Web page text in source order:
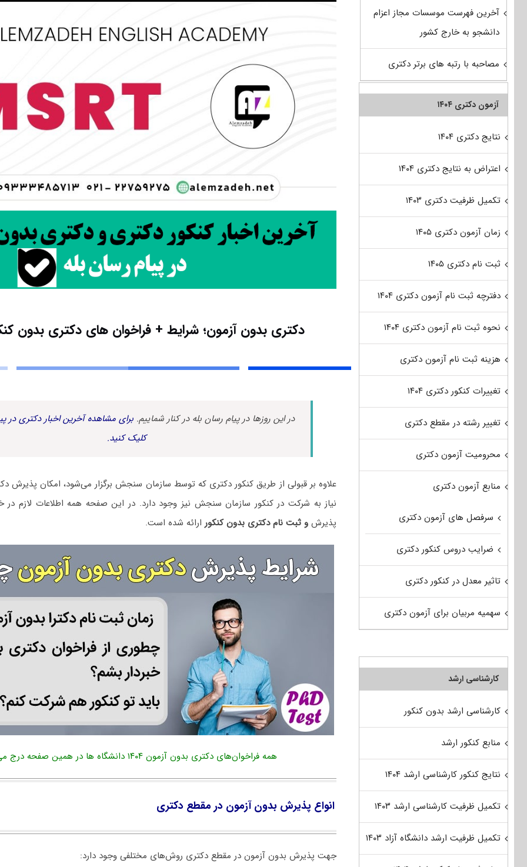
دکتری بدون آزمون؛ شرایط + فراخوان های دکتری بدون کنکور
در این روزها در پیام رسان بله در کنار شماییم. برای مشاهده آخرین اخبار دکتری در
کلیک کنید.
علاوه بر قبولی از طریق کنکور دکتری که توسط سازمان سنجش برگزار می‌شود، امکان پذیرش
نیاز به شرکت در کنکور سازمان سنجش نیز وجود دارد. در این صفحه همه اطلاعات لازم
پذیرشو ثبت نام دکتری بدون کنکورارائه شده است.
همه فراخوان‌های دکتری بدون آزمون ۱۴۰۴ دانشگاه ها در همین صفحه درج می‌شود!
انواع پذیرش بدون آزمون در مقطع دکتری
جهت پذیرش بدون آزمون در مقطع دکتری روش‌های مختلفی وجود دارد:
آخرین فهرست موسسات مجاز اعزام
دانشجو به خارج کشور
مصاحبه با رتبه های برتر دکتری
آزمون دکتری ۱۴۰۴
نتایج دکتری ۱۴۰۴
اعتراض به نتایج دکتری ۱۴۰۴
تکمیل ظرفیت دکتری ۱۴۰۳
زمان آزمون دکتری ۱۴۰۵
ثبت نام دکتری ۱۴۰۵
دفترچه ثبت نام آزمون دکتری ۱۴۰۴
نحوه ثبت نام آزمون دکتری ۱۴۰۴
هزینه ثبت نام آزمون دکتری
تغییرات کنکور دکتری ۱۴۰۴
تغییر رشته در مقطع دکتری
محرومیت آزمون دکتری
منابع آزمون دکتری
سرفصل های آزمون دکتری
ضرایب دروس کنکور دکتری
تاثیر معدل در کنکور دکتری
سهمیه مربیان برای آزمون دکتری
کارشناسی ارشد
کارشناسی ارشد بدون کنکور
منابع کنکور ارشد
نتایج کنکور کارشناسی ارشد ۱۴۰۴
تکمیل ظرفیت کارشناسی ارشد ۱۴۰۳
تکمیل ظرفیت ارشد دانشگاه آزاد ۱۴۰۳